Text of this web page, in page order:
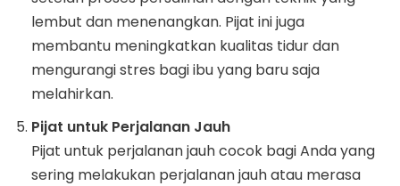
lembut dan menenangkan. Pijat ini juga
membantu meningkatkan kualitas tidur dan
mengurangi stres bagi ibu yang baru saja
melahirkan.
Pijat untuk Perjalanan Jauh
Pijat untuk perjalanan jauh cocok bagi Anda yang
sering melakukan perjalanan jauh atau merasa